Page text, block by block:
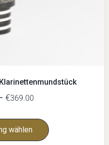
€369.00
wählen